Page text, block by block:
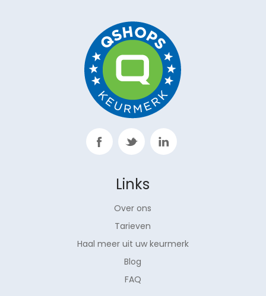
Links
Over ons
Tarieven
Haal meer uit uw keurmerk
Blog
FAQ